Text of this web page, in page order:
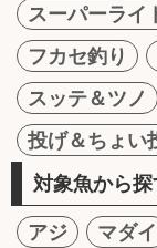
スーパーライ
フカセ釣り
スッテ＆ツノ
投げ＆ちょい
対象魚から探
アジ マダイ